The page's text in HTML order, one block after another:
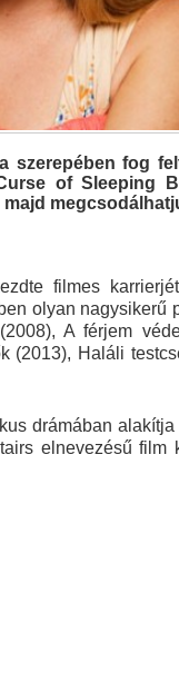
szerepében fog
of Sleeping
filmes
olyan nagysikerű
A férjem
(2013), Haláli
drámában
elnevezésű film